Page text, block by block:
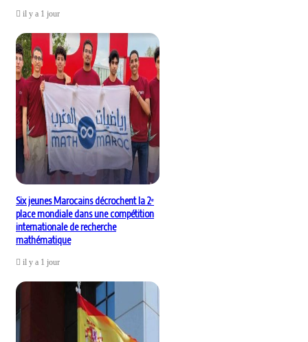
il y a 1 jour
Six jeunes Marocains décrochent la 2ᵉ
place mondiale dans une compétition
internationale de recherche
mathématique
il y a 1 jour